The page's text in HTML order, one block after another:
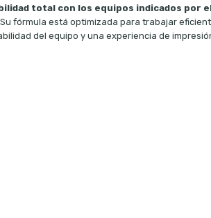
total con los equipos indicados por
fórmula está optimizada para trabajar
del equipo y una experiencia de